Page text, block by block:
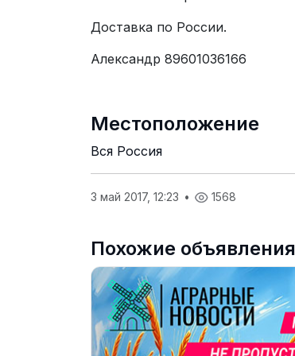
Доставка по России.
Александр 89601036166
Местоположение
Вся Россия
3 май 2017, 12:23 • 1568
Похожие объявления